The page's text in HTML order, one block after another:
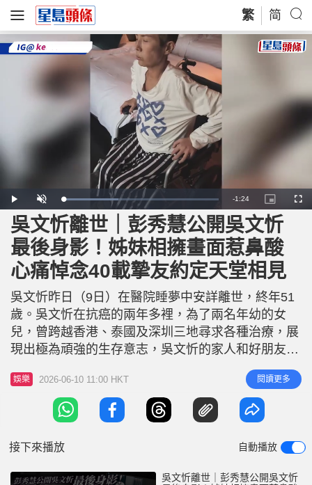
繁 简
P
l
a
y
U
n
m
u
t
e
L
o
a
d
e
8
0
R
e
m
a
n
-1:24
P
i
c
t
u
r
e
-
i
n
-
P
c
t
r
e
F
u
吳文忻離世｜彭秀慧公開吳文忻
最後身影！姊妹相擁畫面惹鼻酸
心痛悼念40載摯友約定天堂相見
吳文忻昨日（9日）在醫院睡夢中安詳離世，終年51
歲。吳文忻在抗癌的兩年多裡，為了兩名年幼的女
兒，曾跨越香港、泰國及深圳三地尋求各種治療，展
現出極為頑強的生存意志，吳文忻的家人和好朋友曾
透露吳文忻在周日晚入院，兩個囡囡也有和媽媽道
別，女兒們將會由前夫陳劍照顧，稍後再公佈後事安
排。 彭秀慧與吳文忻約定「下次天堂相見」 與吳文
忻相識超過40載的兒時玩伴彭秀慧（Kearen），面
娛樂 2026-06-10 11:00 HKT 閱讀更多
接下來播放 自動播放
吳文忻離世｜彭秀慧公開吳文忻